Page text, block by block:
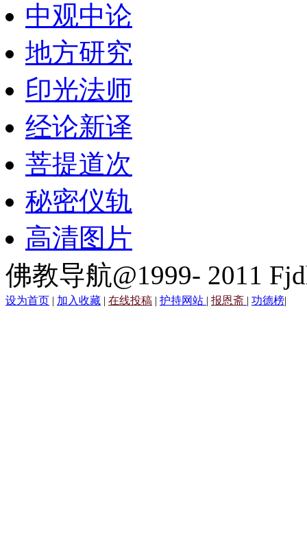
中观中论
地方研究
印光法师
经论新译
菩提道次
秘密仪轨
高清图片
佛教导航@1999- 2011
设为首页 | 加入收藏 | 在线投稿 | 护持网站 | 报恩斋 | 功德榜|